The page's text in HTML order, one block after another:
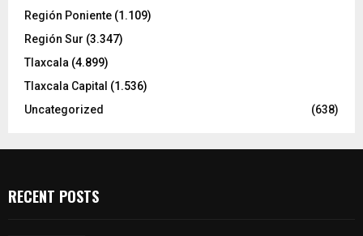
Región Poniente (1.109)
Región Sur (3.347)
Tlaxcala (4.899)
Tlaxcala Capital (1.536)
Uncategorized
(638)
RECENT POSTS